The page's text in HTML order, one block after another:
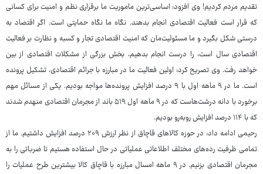
تقدیم مردم کردیم! وی افزود: اساسی‌ترین ماموریت ما برقراری نظم و امنیت برای کسانی
که قرار است فعالیت اقتصادی انجام بدهند. نگاه ما نگاه حمایتی است. اگر اقتصاد به
درستی شکل بگیرد و ما مسئولیت‌مان که امنیت اقتصادی تجار و کسبه و نظارت بر فعالیت
اقتصادی سال است، را درست انجام بدهیم، بخش بزرگی از مشکلات اقتصادی از بین
خواهد رفت. وی تصریح کرد: اولین فعالیت ما در مبارزه با جرائم اقتصادی، تشکیل پرونده
است. ما در ۹ ماهه اول با ۹ درصد افزایش پرونده‌ها مواجه بودیم. یکی از مسائل مهم
برخورد با دانه درشت‌هاست که در ۹ ماهه اول ۵۱۹ باند از مجرمان اقتصادی منهدم شدند
که با ۱۱۴ درصد افزایش روبه‌رو بودیم.
رحیمی ادامه داد: در حوزه کالاهای قاچاق از نظر ارزش ۲۰۹ درصد افزایش داشتیم. ما از
تمامی ظرفیت رده‌های مختلف اطلاعاتی عملیاتی در حال استفاده هستیم تا ضرباتی را به
مجرمان اقتصادی بزنیم. در ۹ ماهه امسال مبارزه با قاچاق کالا بیشترین طرح عملیات را